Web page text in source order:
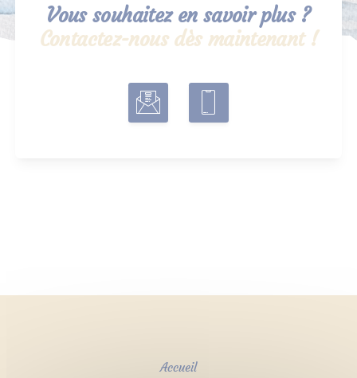
Vous souhaitez en savoir plus ?
Contactez-nous dès maintenant !
Accueil